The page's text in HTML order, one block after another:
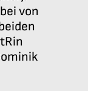
von